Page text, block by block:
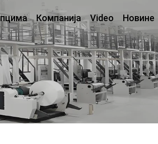
Компанија Video
Новине